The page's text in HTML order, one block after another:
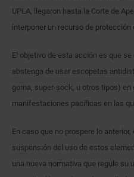
UPLA, llegaron hasta la Corte de
interponer un recurso de protección
El objetivo de esta acción es que
abstenga de usar escopetas
goma, super-sock, u otros tipos)
manifestaciones pacíficas en las
En caso que no prospere lo
suspensión del uso de estos
una nueva normativa que regule su